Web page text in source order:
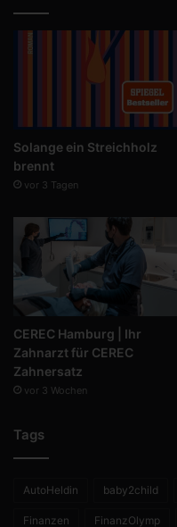
Solange ein Streichholz
brennt
vor 3 Tagen
CEREC Hamburg | Ihr
Zahnarzt für CEREC
Zahnersatz
vor 3 Wochen
Tags
AutoHeldin baby2child
Finanzen FinanzOlymp